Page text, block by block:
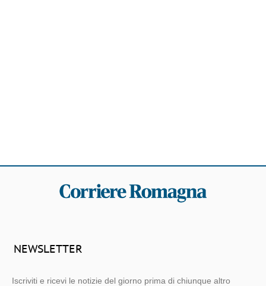
NEWSLETTER
Iscriviti e ricevi le notizie del giorno prima di chiunque altro